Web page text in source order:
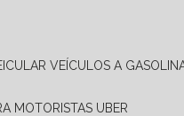
VEÍCULOS A
MOTORISTAS UBER